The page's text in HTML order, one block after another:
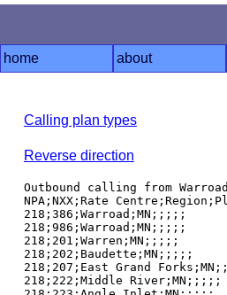
home about
Calling plan types
Reverse direction
Outbound calling from
NPA;NXX;Rate
218;386;Warroad;MN;;;;;
218;986;Warroad;MN;;;;;
218;201;Warren;MN;;;;;
218;202;Baudette;MN;;;;;
218;207;East Grand
218;222;Middle River;MN;;;;;